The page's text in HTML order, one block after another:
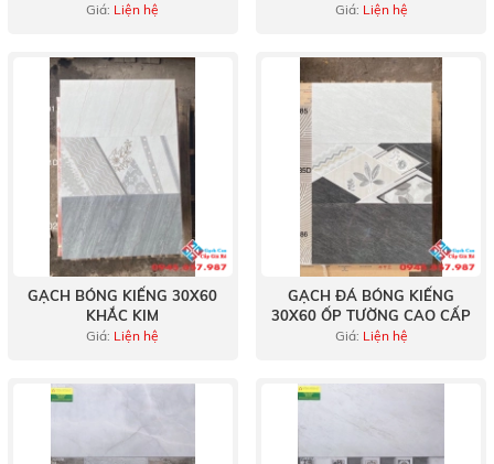
Giá: Liện hệ Giá: Liện hệ
GẠCH BÓNG KIẾNG 30X60
KHẮC KIM
Giá: Liện hệ
GẠCH ĐÁ BÓNG KIẾNG
30X60 ỐP TƯỜNG CAO CẤP
Giá: Liện hệ